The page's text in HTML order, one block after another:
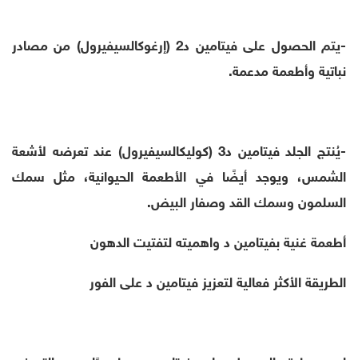
-يتم الحصول على فيتامين د2 (إرغوكالسيفيرول) من مصادر
نباتية وأطعمة مدعمة.
-يُنتج الجلد فيتامين د3 (كوليكالسيفيرول) عند تعرضه لأشعة
الشمس، ويوجد أيضًا في الأطعمة الحيوانية، مثل سمك
السلمون وسمك القد وصفار البيض.
أطعمة غنية بفيتامين د واهميته لتفتيت الدهون
الطريقة الأكثر فعالية لتعزيز فيتامين د على الفور